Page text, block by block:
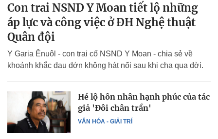
Con trai NSND Y Moan tiết lộ những
áp lực và công việc ở ĐH Nghệ thuật
Quân đội
Y Garia Ênuôl - con trai cố NSND Y Moan - chia sẻ về
khoảnh khắc đau đớn không hát nổi sau khi cha qua đời.
VĂN HÓA - GIẢI TRÍ
Hé lộ hôn nhân hạnh phúc của tác
giả 'Đôi chân trần'